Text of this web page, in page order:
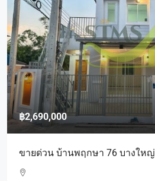
฿2,690,000
ขายด่วน บ้านพฤกษา 76 บางใหญ่